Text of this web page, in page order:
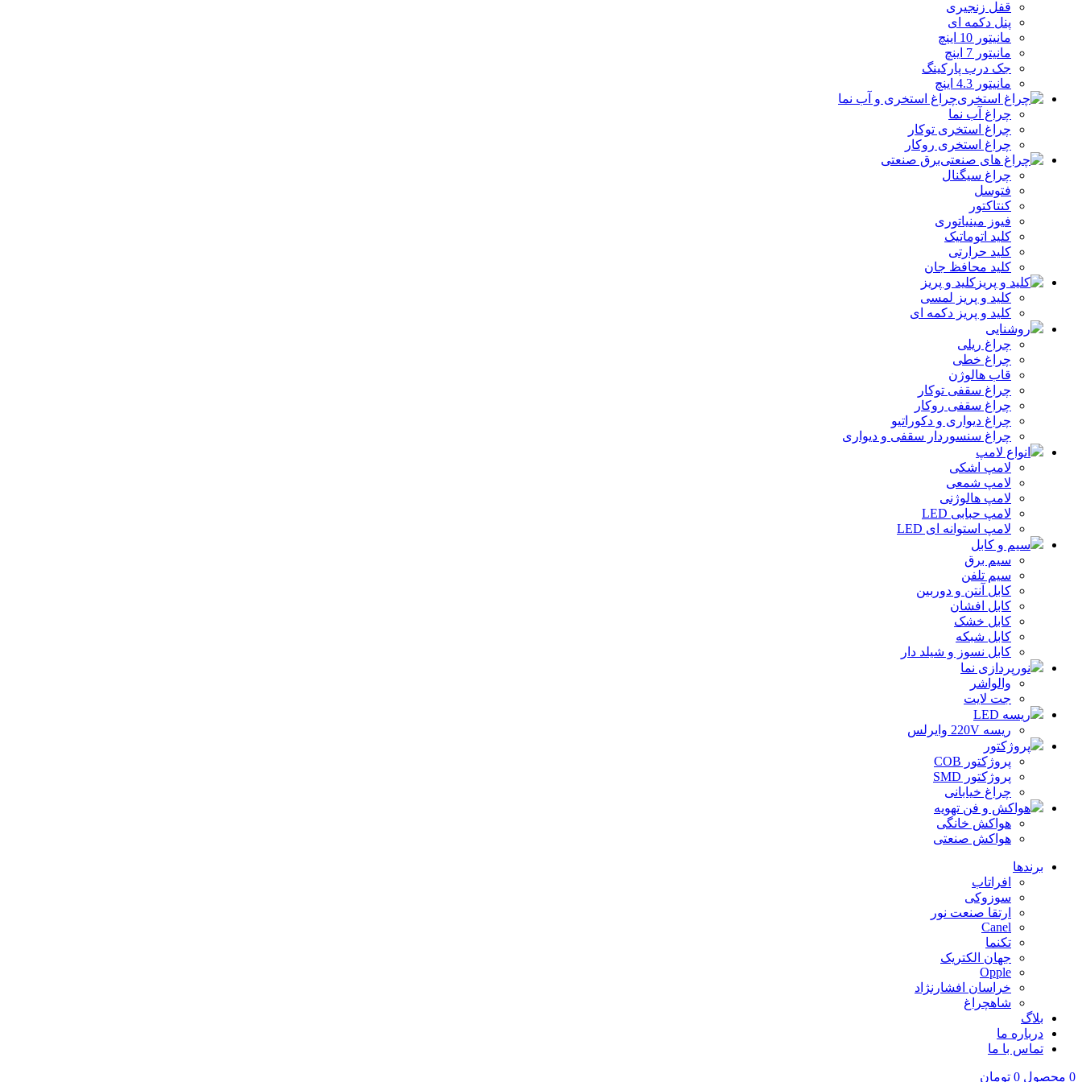
قفل زنجیری
پنل دکمه‌ ای
مانیتور 10 اینچ
مانیتور 7 اینچ
جک درب پارکینگ
مانیتور 4.3 اینچ
چراغ استخری و آب نما
چراغ آب نما
چراغ استخری توکار
چراغ استخری روکار
برق صنعتی
چراغ سیگنال
فتوسل
کنتاکتور
فیوز مینیاتوری
کلید اتوماتیک
کلید حرارتی
کلید محافظ جان
کلید و پریز
کلید و پریز لمسی
کلید و پریز دکمه‌ ای
روشنایی
چراغ ریلی
چراغ خطی
قاب هالوژن
چراغ سقفی توکار
چراغ سقفی روکار
چراغ دیواری و دکوراتیو
چراغ سنسوردار سقفی و دیواری
انواع لامپ
لامپ اشکی
لامپ شمعی
لامپ هالوژنی
لامپ حبابی LED
لامپ استوانه ای LED
سیم و کابل
سیم برق
سیم تلفن
کابل آنتن و دوربین
کابل افشان
کابل خشک
کابل شبکه
کابل نسوز و شیلد دار
نورپردازی نما
والواشر
جت لایت
ریسه LED
ریسه 220V وایرلس
پروژکتور
پروژکتور COB
پروژکتور SMD
چراغ خیابانی
هواکش و فن تهویه
هواکش خانگی
هواکش صنعتی
برندها
افراتاب
سوزوکی
ارتقا صنعت نور
Canel
تکنما
جهان الکتریک
Opple
خراسان افشارنژاد
شاهچراغ
بلاگ
درباره ما
تماس با ما
0 محصول 0 تومان